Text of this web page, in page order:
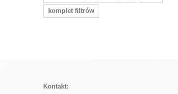
komplet filtrów
Kontakt: